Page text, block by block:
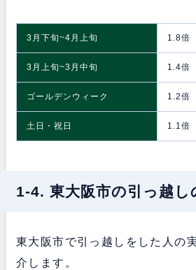
3月下旬~4月上旬 1.8倍
3月上旬~3月中旬 1.4倍
ゴールデンウィーク 1.2倍
土日・祝日 1.1倍
1-4. 東大阪市の引っ越し
東大阪市で引っ越しをした人の
介します。